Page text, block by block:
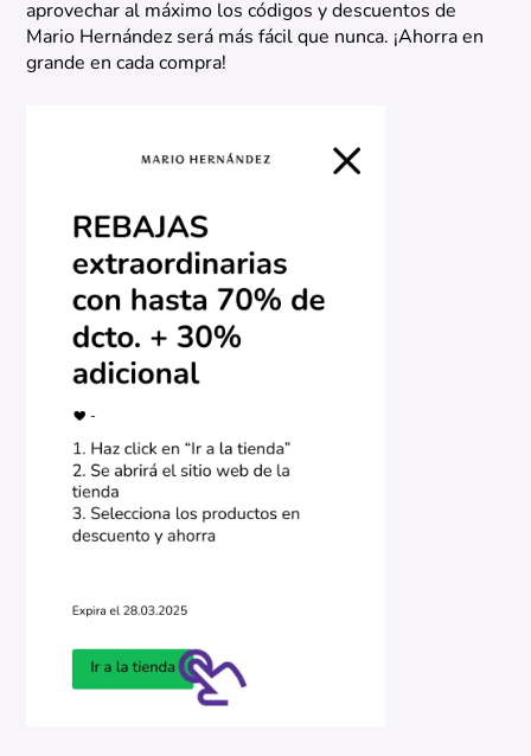
aprovechar al máximo los códigos y descuentos de
Mario Hernández será más fácil que nunca. ¡Ahorra en
grande en cada compra!